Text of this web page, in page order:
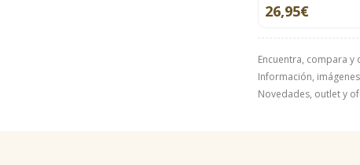
Encuentra, compara
Información,
Novedades, outlet y
26,95€